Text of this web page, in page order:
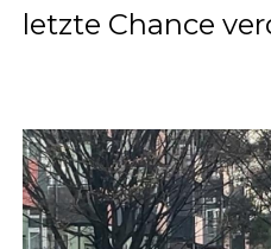
letzte Chance